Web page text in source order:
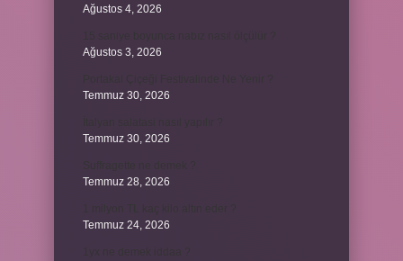
Ağustos 4, 2026
Ağustos 3, 2026
Temmuz 30, 2026
Temmuz 30, 2026
Temmuz 28, 2026
Temmuz 24, 2026